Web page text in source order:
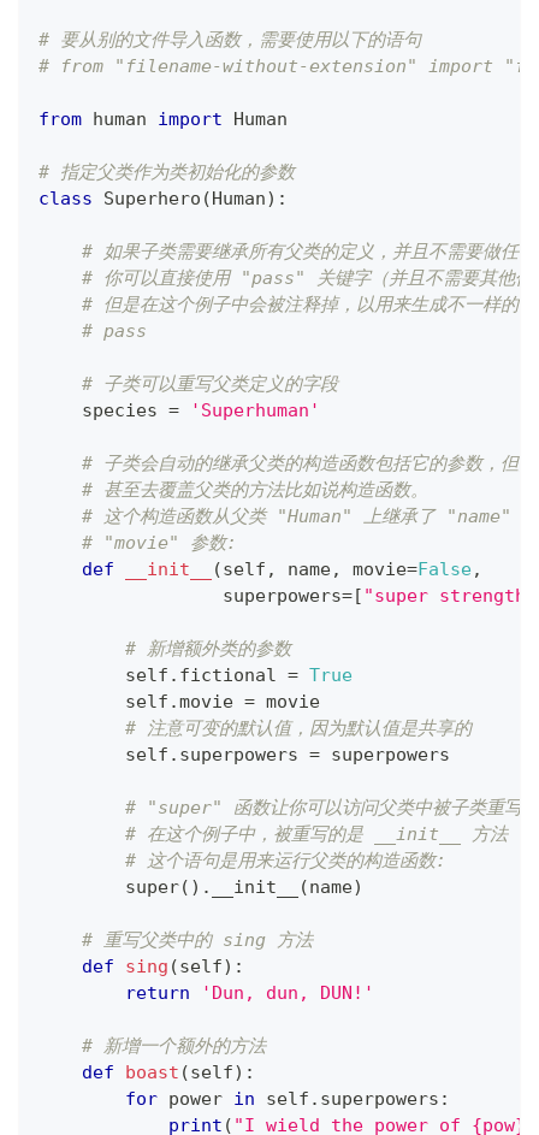
# 要从别的文件导入函数，需要使用以下的语句
# from "filename-without-extension" import
from human import Human
# 指定父类作为类初始化的参数
class
Superhero (Human) :
# 如果子类需要继承所有父类的定义，并且不需要做任
# 你可以直接使用 "pass" 关键字（并且不需要其他任
# 但是在这个例子中会被注释掉，以用来生成不一样的
# pass
# 子类可以重写父类定义的字段
    species
= 'Superhuman'
# 子类会自动的继承父类的构造函数包括它的参数，但
# 甚至去覆盖父类的方法比如说构造函数。
# 这个构造函数从父类 "Human" 上继承了 "name"
# "movie" 参数:
def
__init__ (self , name, movie=False,
                 superpowers
=[ "super strength"
# 新增额外类的参数
        self
. fictional = True
        self
.movie = movie
# 注意可变的默认值，因为默认值是共享的
        self
. superpowers = superpowers
# "super" 函数让你可以访问父类中被子类重写
# 在这个例子中，被重写的是 __init__ 方法
# 这个语句是用来运行父类的构造函数:
super( ) . __init__ (name)
# 重写父类中的 sing 方法
def
sing (self) :
return
'Dun, dun, DUN!'
# 新增一个额外的方法
def
boast (self) :
for power in self . superpowers :
print ( "I wield the power of